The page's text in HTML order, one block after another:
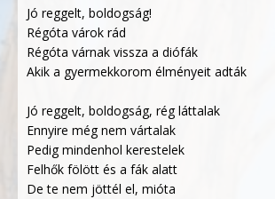
Jó reggelt, boldogság!
Régóta várok rád
Régóta várnak vissza a diófák
Akik a gyermekkorom élményeit adták
Jó reggelt, boldogság, rég láttalak
Ennyire még nem vártalak
Pedig mindenhol kerestelek
Felhők fölött és a fák alatt
De te nem jöttél el, mióta